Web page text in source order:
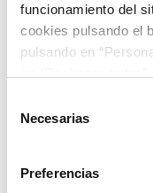
funcionamiento del
cookies pulsando el
pulsando en
Necesarias
Preferencias
Interior